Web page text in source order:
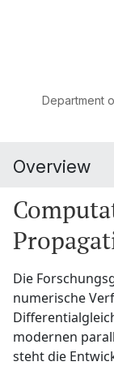
Department
Overview
Die
numerische
modernen
steht die